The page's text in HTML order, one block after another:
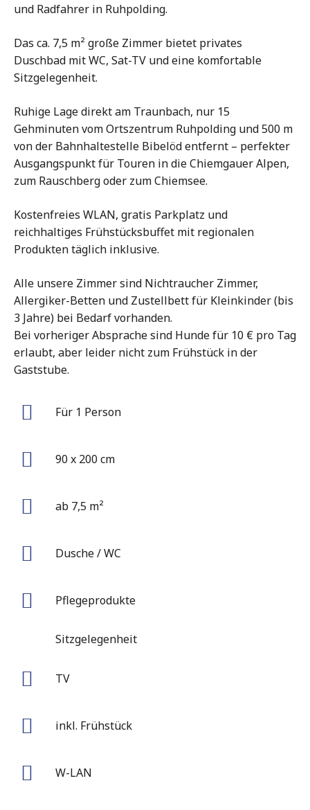
und Radfahrer in Ruhpolding.
Das ca. 7,5 m² große Zimmer bietet privates
Duschbad mit WC, Sat-TV und eine komfortable
Sitzgelegenheit.
Ruhige Lage direkt am Traunbach, nur 15
Gehminuten vom Ortszentrum Ruhpolding und 500 m
von der Bahnhaltestelle Bibelöd entfernt – perfekter
Ausgangspunkt für Touren in die Chiemgauer Alpen,
zum Rauschberg oder zum Chiemsee.
Kostenfreies WLAN, gratis Parkplatz und
reichhaltiges Frühstücksbuffet mit regionalen
Produkten täglich inklusive.
Alle unsere Zimmer sind Nichtraucher Zimmer,
Allergiker-Betten und Zustellbett für Kleinkinder (bis
3 Jahre) bei Bedarf vorhanden.
Bei vorheriger Absprache sind Hunde für 10 € pro Tag
erlaubt, aber leider nicht zum Frühstück in der
Gaststube.
Für 1 Person
90 x 200 cm
ab 7,5 m²
Dusche / WC
Pflegeprodukte
Sitzgelegenheit
TV
inkl. Frühstück
W-LAN